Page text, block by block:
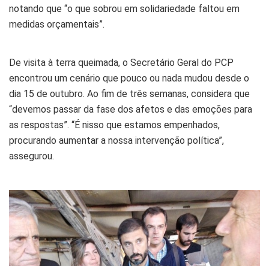
notando que “o que sobrou em solidariedade faltou em
medidas orçamentais”.
De visita à terra queimada, o Secretário Geral do PCP
encontrou um cenário que pouco ou nada mudou desde o
dia 15 de outubro. Ao fim de três semanas, considera que
“devemos passar da fase dos afetos e das emoções para
as respostas”. “É nisso que estamos empenhados,
procurando aumentar a nossa intervenção política”,
assegurou.